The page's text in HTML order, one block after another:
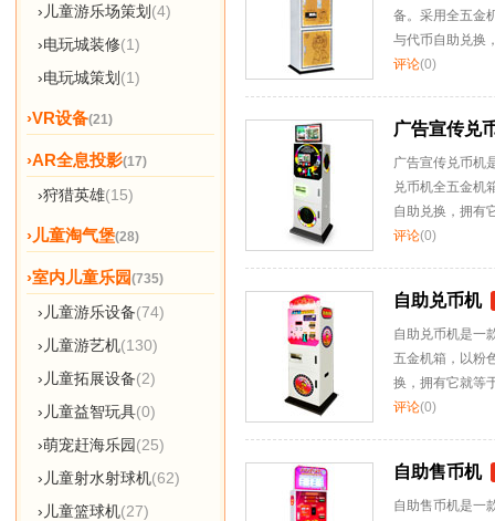
›儿童游乐场策划 (4)
›电玩城装修(1)
›电玩城策划 (1)
›VR设备(21)
›AR全息投影(17)
›狩猎英雄(15)
›儿童淘气堡(28)
›室内儿童乐园(735)
›儿童游乐设备(74)
›儿童游艺机(130)
›儿童拓展设备(2)
›儿童益智玩具(0)
›萌宠赶海乐园(25)
›儿童射水射球机(62)
›儿童篮球机(27)
备。采用全五金
与代币自助兑换
评论(0)
广告宣传兑
广告宣传兑币机
兑币机全五金机
自助兑换，拥有
评论(0)
自助兑币机
自助兑币机是一
五金机箱，以粉
换，拥有它就等
评论(0)
自助售币机
自助售币机是一